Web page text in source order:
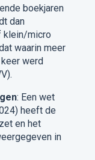
boekjaren
dan
klein/micro
waarin meer
werd
: Een wet
heeft de
en het
in